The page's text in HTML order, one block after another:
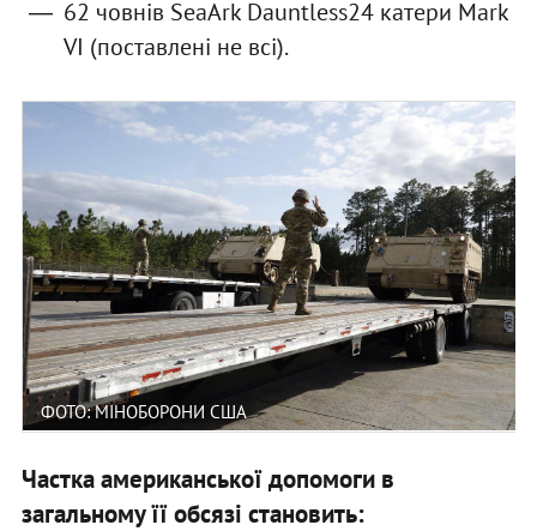
62 човнів SeaArk Dauntless24 катери Mark
VI (поставлені не всі).
ФОТО: МІНОБОРОНИ США
Частка американської допомоги в
загальному її обсязі становить: